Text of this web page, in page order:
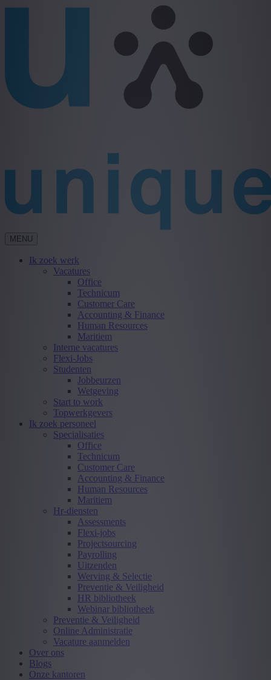
MENU
Ik zoek werk
Vacatures
Office
Technicum
Customer Care
Accounting & Finance
Human Resources
Maritiem
Interne vacatures
Flexi-Jobs
Studenten
Jobbeurzen
Wetgeving
Start to work
Topwerkgevers
Ik zoek personeel
Specialisaties
Office
Technicum
Customer Care
Accounting & Finance
Human Resources
Maritiem
Hr-diensten
Assessments
Flexi-jobs
Projectsourcing
Payrolling
Uitzenden
Werving & Selectie
Preventie & Veiligheid
HR bibliotheek
Webinar bibliotheek
Preventie & Veiligheid
Online Administratie
Vacature aanmelden
Over ons
Blogs
Onze kantoren